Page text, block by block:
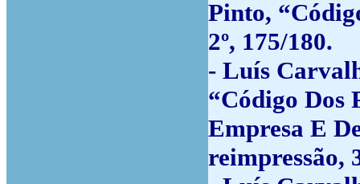
Pinto,
2º, 175/180.
- Luís
“Código Dos
Empresa E
reimpressão,